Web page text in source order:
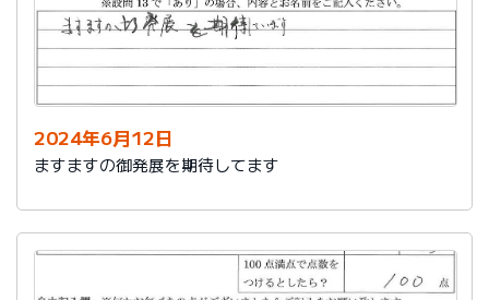
2024年6月12日
ますますの御発展を期待してます